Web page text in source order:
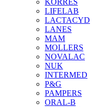
LIFELAB
LACTACYD
LANES
MAM
MOLLERS
NOVALAC
NUK
INTERMED
P&G
PAMPERS
ORAL-B